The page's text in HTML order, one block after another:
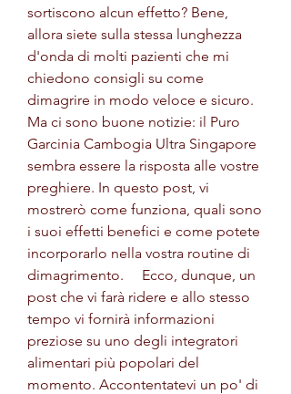
sortiscono alcun effetto? Bene,
allora siete sulla stessa lunghezza
d'onda di molti pazienti che mi
chiedono consigli su come
dimagrire in modo veloce e sicuro.
Ma ci sono buone notizie: il Puro
Garcinia Cambogia Ultra Singapore
sembra essere la risposta alle vostre
preghiere. In questo post, vi
mostrerò come funziona, quali sono
i suoi effetti benefici e come potete
incorporarlo nella vostra routine di
dimagrimento.     Ecco, dunque, un
post che vi farà ridere e allo stesso
tempo vi fornirà informazioni
preziose su uno degli integratori
alimentari più popolari del
momento. Accontentatevi un po' di